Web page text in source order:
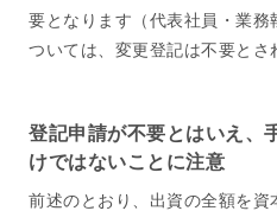
要となります（代表社員・業務
ついては、変更登記は不要とさ
登記申請が不要とはいえ、
けではないことに注意
前述のとおり、出資の全額を資